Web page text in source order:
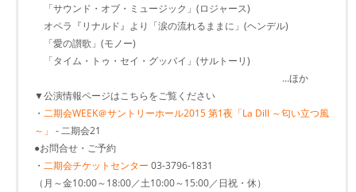
「サウンド・オブ・ミュージック」(ロジャース)
オペラ『リナルド』より「涙の流れるままに」(ヘンデル)
「愛の讃歌」(モノー)
「タイム・トゥ・セイ・グッバイ」(サルトーリ)
…ほか
▼公演情報ページはこちらをご覧ください
・ 二期会WEEK＠サントリーホール2015 第1夜「La Dill ～匂い立つ風
～」 - 二期会21
●お問合せ・ご予約
・ 二期会チケットセンター 03-3796-1831
（月～金10:00～18:00／土10:00～15:00／日祝・休）